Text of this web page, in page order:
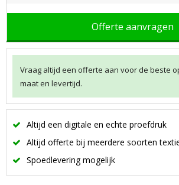
Offerte aanvragen
Vraag altijd een offerte aan voor de beste
maat en levertijd.
Altijd een digitale en echte proefdruk
Altijd offerte bij meerdere soorten
Spoedlevering mogelijk